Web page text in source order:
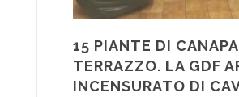
15 PIANTE DI
TERRAZZO. LA GDF
INCENSURATO DI